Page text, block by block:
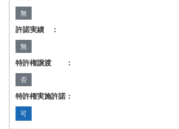
無
許諾実績 ：
無
特許権譲渡 ：
否
特許権実施許諾：
可